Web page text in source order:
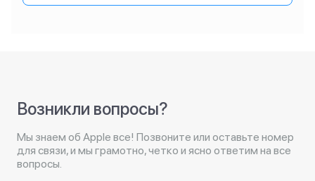
Возникли вопросы?
Мы знаем об Apple все! Позвоните или оставьте номер
для связи, и мы грамотно, четко и ясно ответим на все
вопросы.